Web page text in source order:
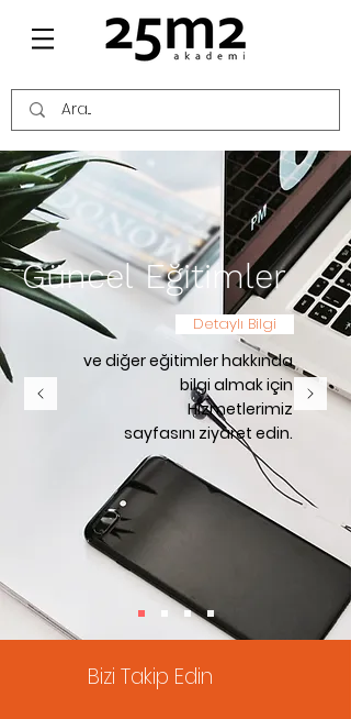
Güncel Eğitimler
Detaylı Bilgi
ve diğer eğitimler hakkında
bilgi almak için
Hizmetlerimiz
sayfasını ziyaret edin.
Bizi Takip Edin